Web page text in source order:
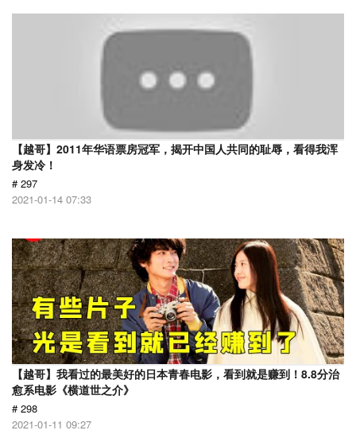
【越哥】2011年华语票房冠军，揭开中国人共同的耻辱，看得我浑
身发冷！
# 297
2021-01-14 07:33
【越哥】我看过的最美好的日本青春电影，看到就是赚到！8.8分治
愈系电影《横道世之介》
# 298
2021-01-11 09:27